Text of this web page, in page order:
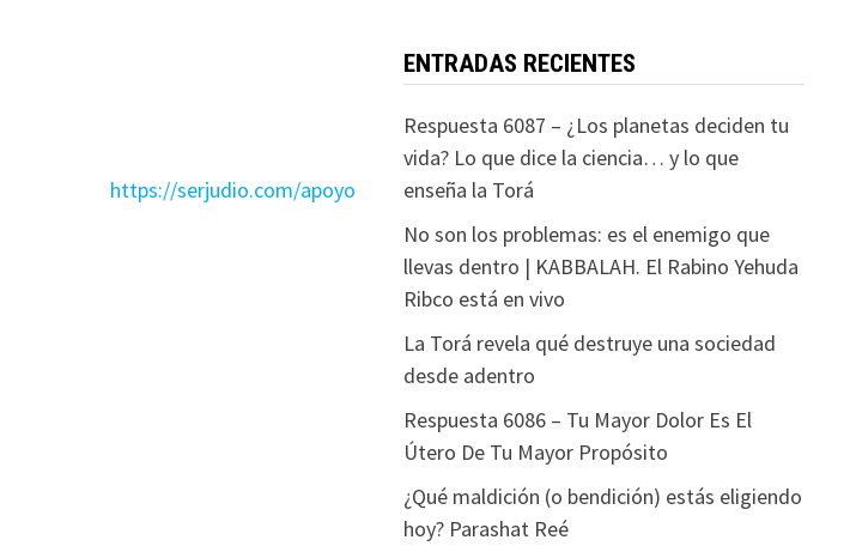
https://serjudio.com/apoyo
ENTRADAS RECIENTES
Respuesta 6087 – ¿Los planetas deciden tu
vida? Lo que dice la ciencia… y lo que
enseña la Torá
No son los problemas: es el enemigo que
llevas dentro | KABBALAH. El Rabino Yehuda
Ribco está en vivo
La Torá revela qué destruye una sociedad
desde adentro
Respuesta 6086 – Tu Mayor Dolor Es El
Útero De Tu Mayor Propósito
¿Qué maldición (o bendición) estás eligiendo
hoy? Parashat Reé